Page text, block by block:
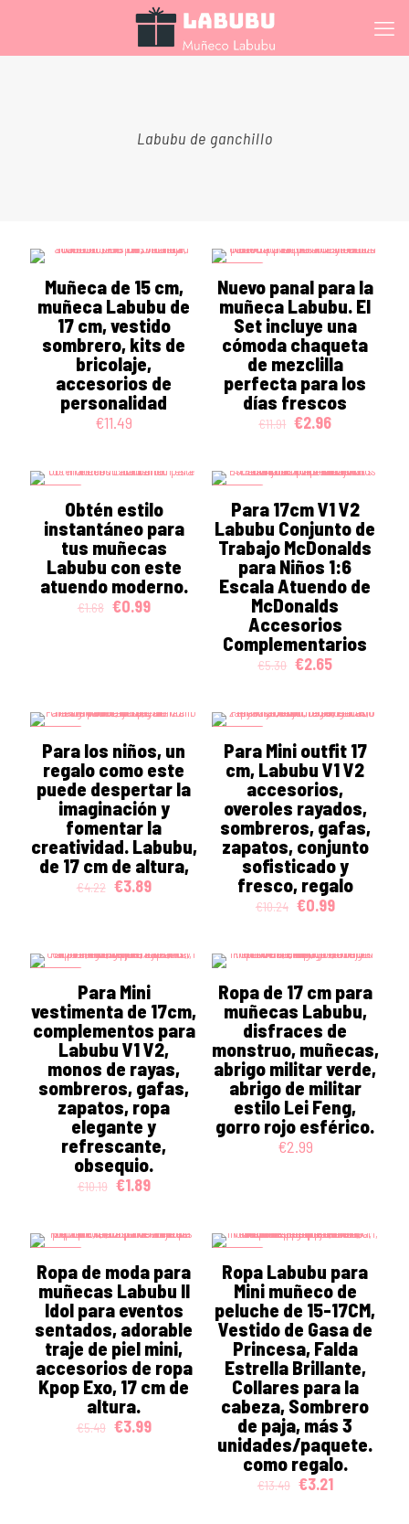
Labubu de ganchillo
Muñeca de 15 cm,
muñeca Labubu de
17 cm, vestido
sombrero, kits de
bricolaje,
accesorios de
personalidad
€11.49
Nuevo panal para la
muñeca Labubu. El
Set incluye una
cómoda chaqueta
de mezclilla
perfecta para los
días frescos
€11.91 Original
€11.91.
€2.96Current
€2.96.
Obtén estilo
instantáneo para
tus muñecas
Labubu con este
atuendo moderno.
€1.68 Original
€0.99Current
Para 17cm V1 V2
Labubu Conjunto de
Trabajo McDonalds
para Niños 1:6
Escala Atuendo de
McDonalds
Accesorios
Complementarios
€5.30 Original
€5.30.
€2.65Current
€2.65.
Para los niños, un
regalo como este
puede despertar la
imaginación y
fomentar la
creatividad. Labubu,
de 17 cm de altura,
€4.22 Original
€3.89Current
Para Mini outfit 17
cm, Labubu V1 V2
accesorios,
overoles rayados,
sombreros, gafas,
zapatos, conjunto
sofisticado y
fresco, regalo
€10.24 Original
€10.24.
€0.99Current
€0.99.
Para Mini
vestimenta de 17cm,
complementos para
Labubu V1 V2,
monos de rayas,
sombreros, gafas,
zapatos, ropa
elegante y
refrescante,
obsequio.
€10.19 Original
€10.19.
€1.89Current
€1.89.
Ropa de 17 cm para
muñecas Labubu,
disfraces de
monstruo, muñecas,
abrigo militar verde,
abrigo de militar
estilo Lei Feng,
gorro rojo esférico.
€2.99
Ropa de moda para
muñecas Labubu II
Idol para eventos
sentados, adorable
traje de piel mini,
accesorios de ropa
Kpop Exo, 17 cm de
altura.
€5.49 Original
€3.99Current
Ropa Labubu para
Mini muñeco de
peluche de 15-17CM,
Vestido de Gasa de
Princesa, Falda
Estrella Brillante,
Collares para la
cabeza, Sombrero
de paja, más 3
unidades/paquete.
como regalo.
€13.49 Original
€3.21Current